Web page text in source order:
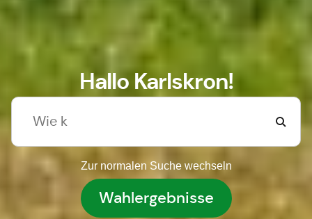
Hallo Karlskron!
Zur normalen Suche wechseln
Wahlergebnisse